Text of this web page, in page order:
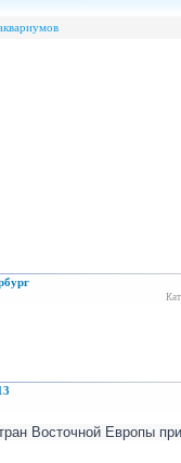
Восточной Европы